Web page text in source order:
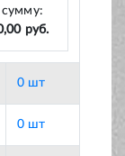
сумму:
руб.
0 шт
0 шт